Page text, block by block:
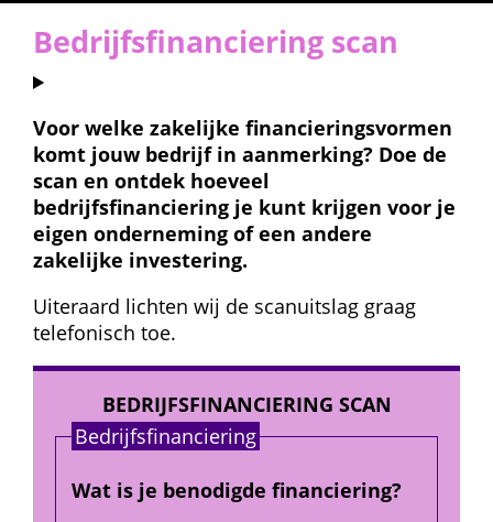
Bedrijfsfinanciering scan
Voor welke zakelijke financieringsvormen
komt jouw bedrijf in aanmerking? Doe de
scan en ontdek hoeveel
bedrijfsfinanciering je kunt krijgen voor je
eigen onderneming of een andere
zakelijke investering.
Uiteraard lichten wij de scanuitslag graag
telefonisch toe.
BEDRIJFSFINANCIERING SCAN
Bedrijfs­financiering
Wat is je benodigde financiering?